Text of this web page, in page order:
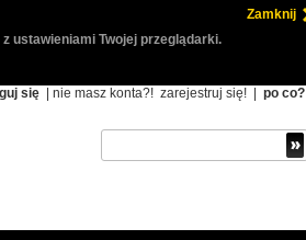
Zamknij
ustawieniami Twojej przeglądarki.
się | nie masz konta?! zarejestruj się! po co?